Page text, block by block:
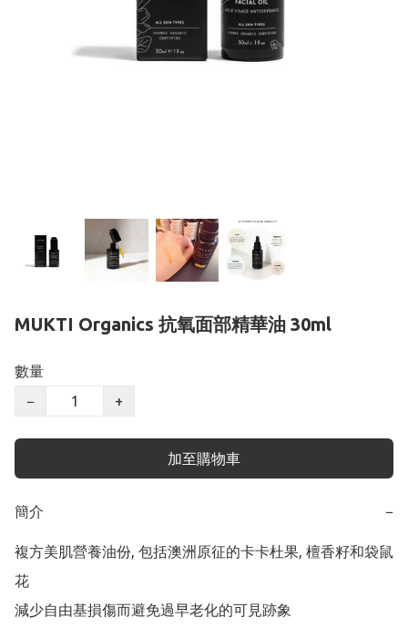
MUKTI Organics 抗氧面部精華油 30ml
數量
−
+
加至購物車
簡介 −
複方美肌營養油份, 包括澳洲原征的卡卡杜果, 檀香籽和袋鼠
花
減少自由基損傷而避免過早老化的可見跡象